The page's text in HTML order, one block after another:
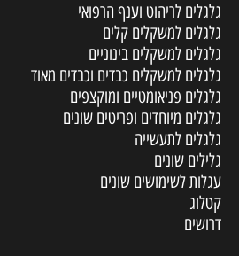
גלגלים לריהוט וענף הרפואי
גלגלים למשקלים קלים
גלגלים למשקלים בינוניים
גלגלים למשקלים כבדים וכבדים מאוד
גלגלים פניאומטיים ומוקצפים
גלגלים מיוחדים ופריטים שונים
גלגלים לתעשייה
גלילים שונים
עגלות לשימושים שונים
קטלוג
דרושים